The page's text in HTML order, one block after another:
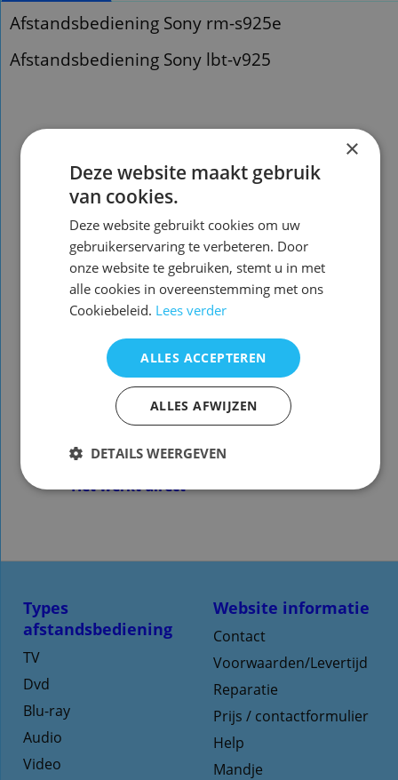
Afstandsbediening Sony rm-s925e
Afstandsbediening Sony lbt-v925
Afstandsbediening Sony lbt-v925
Voorraad nieuw vervangend : 2 ( zie
foto 2 voor beschikbare functies )
De vervangende is een kopie van de
originele met de originele functies
voor dit model gemaakt en werkt
alleen op dit merk en model ( zie
foto 2 )
U hoeft de afstandsbediening NIET
te programmeren!
Het werkt direct
Website informatie
Contact
Voorwaarden/Levertijd
Reparatie
Prijs / contactformulier
Help
Mandje
Types
afstandsbediening
TV
Dvd
Blu-ray
Audio
Video
×
Deze website maakt gebruik
van cookies.
Deze website gebruikt cookies om uw
gebruikerservaring te verbeteren. Door
onze website te gebruiken, stemt u in met
alle cookies in overeenstemming met ons
Cookiebeleid. Lees verder
ALLES ACCEPTEREN
ALLES AFWIJZEN
DETAILS WEERGEVEN